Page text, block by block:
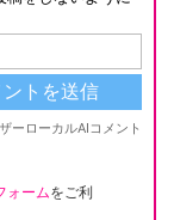
ォームをご利